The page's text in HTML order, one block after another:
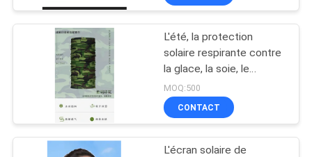
CONTRÔLE
QUALITÉ
DU
Housse de transport
d'EVA
33
L'été, la protection
solaire respirante contre
la glace, la soie, le
bandana, la bible, la
pêche en plein air, le
visage magique, le
masque, le casque, les
MOQ:500
CONTACT
L'écran solaire de